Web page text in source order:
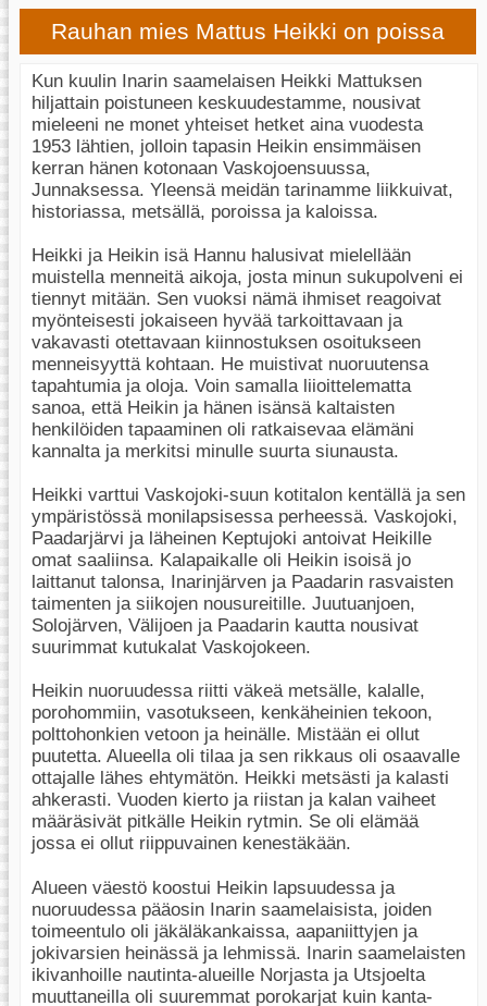
Rauhan mies Mattus Heikki on poissa
Kun kuulin Inarin saamelaisen Heikki Mattuksen
hiljattain poistuneen keskuudestamme, nousivat
mieleeni ne monet yhteiset hetket aina vuodesta
1953 lähtien, jolloin tapasin Heikin ensimmäisen
kerran hänen kotonaan Vaskojoensuussa,
Junnaksessa. Yleensä meidän tarinamme liikkuivat,
historiassa, metsällä, poroissa ja kaloissa.
Heikki ja Heikin isä Hannu halusivat mielellään
muistella menneitä aikoja, josta minun sukupolveni ei
tiennyt mitään. Sen vuoksi nämä ihmiset reagoivat
myönteisesti jokaiseen hyvää tarkoittavaan ja
vakavasti otettavaan kiinnostuksen osoitukseen
menneisyyttä kohtaan. He muistivat nuoruutensa
tapahtumia ja oloja. Voin samalla liioittelematta
sanoa, että Heikin ja hänen isänsä kaltaisten
henkilöiden tapaaminen oli ratkaisevaa elämäni
kannalta ja merkitsi minulle suurta siunausta.
Heikki varttui Vaskojoki-suun kotitalon kentällä ja sen
ympäristössä monilapsisessa perheessä. Vaskojoki,
Paadarjärvi ja läheinen Keptujoki antoivat Heikille
omat saaliinsa. Kalapaikalle oli Heikin isoisä jo
laittanut talonsa, Inarinjärven ja Paadarin rasvaisten
taimenten ja siikojen nousureitille. Juutuanjoen,
Solojärven, Välijoen ja Paadarin kautta nousivat
suurimmat kutukalat Vaskojokeen.
Heikin nuoruudessa riitti väkeä metsälle, kalalle,
porohommiin, vasotukseen, kenkäheinien tekoon,
polttohonkien vetoon ja heinälle. Mistään ei ollut
puutetta. Alueella oli tilaa ja sen rikkaus oli osaavalle
ottajalle lähes ehtymätön. Heikki metsästi ja kalasti
ahkerasti. Vuoden kierto ja riistan ja kalan vaiheet
määräsivät pitkälle Heikin rytmin. Se oli elämää
jossa ei ollut riippuvainen kenestäkään.
Alueen väestö koostui Heikin lapsuudessa ja
nuoruudessa pääosin Inarin saamelaisista, joiden
toimeentulo oli jäkäläkankaissa, aapaniittyjen ja
jokivarsien heinässä ja lehmissä. Inarin saamelaisten
ikivanhoille nautinta-alueille Norjasta ja Utsjoelta
muuttaneilla oli suuremmat porokarjat kuin kanta-